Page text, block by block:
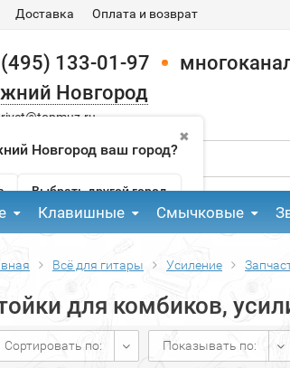
Доставка Оплата и возврат
133-01-97
Новгород
✖
Новгород ваш город?
Выбрать другой город
Клавишные Смычковые
Всё для гитары Усиление
для комбиков,
Сортировать по: Показывать по: